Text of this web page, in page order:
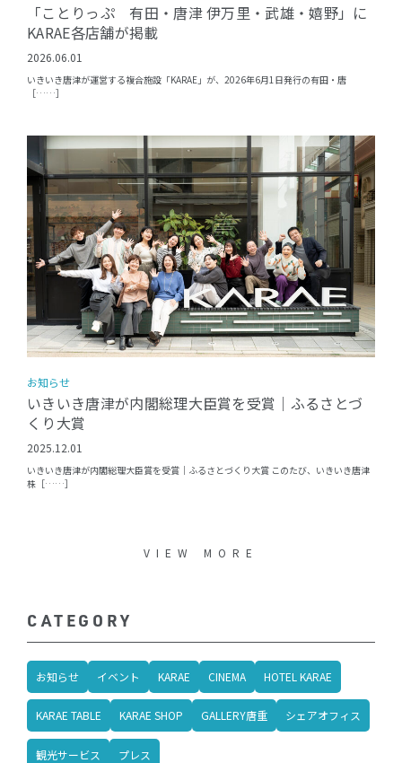
CATEGORY
お知らせ イベント KARAE CINEMA HOTEL KARAE
KARAE TABLE KARAE SHOP GALLERY唐重 シェアオフィス
観光サービス プレス
「ことりっぷ 有田・唐津 伊万里・武雄・嬉野」に
KARAE各店舗が掲載
2026.06.01
いきいき唐津が運営する複合施設「KARAE」が、2026年6月1日発行の有田・唐
［……］
お知らせ
いきいき唐津が内閣総理大臣賞を受賞｜ふるさとづ
くり大賞
2025.12.01
いきいき唐津が内閣総理大臣賞を受賞｜ふるさとづくり大賞 このたび、いきいき唐津
株［……］
VIEW MORE